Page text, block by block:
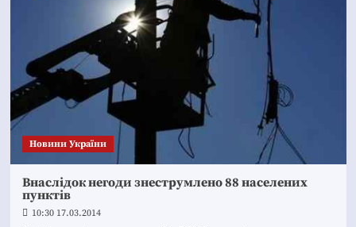
Новини України
Внаслідок негоди знеструмлено 88 населених
пунктів
10:30 17.03.2014